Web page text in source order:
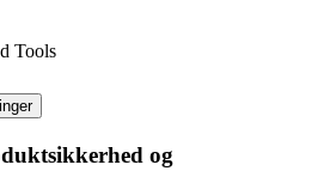
Tools
og